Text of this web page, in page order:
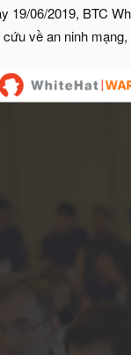
19/06/2019, BTC
cứu về an ninh